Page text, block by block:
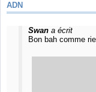
ADN
Swana écrit
Bon bah comme